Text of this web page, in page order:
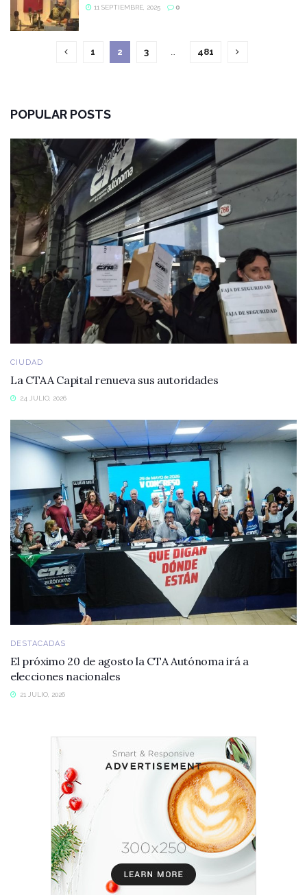
11 SEPTIEMBRE, 2025 0
1 2 3 … 481
POPULAR POSTS
CIUDAD
La CTAA Capital renueva sus autoridades
24 JULIO, 2026
DESTACADAS
El próximo 20 de agosto la CTA Autónoma irá a
elecciones nacionales
21 JULIO, 2026